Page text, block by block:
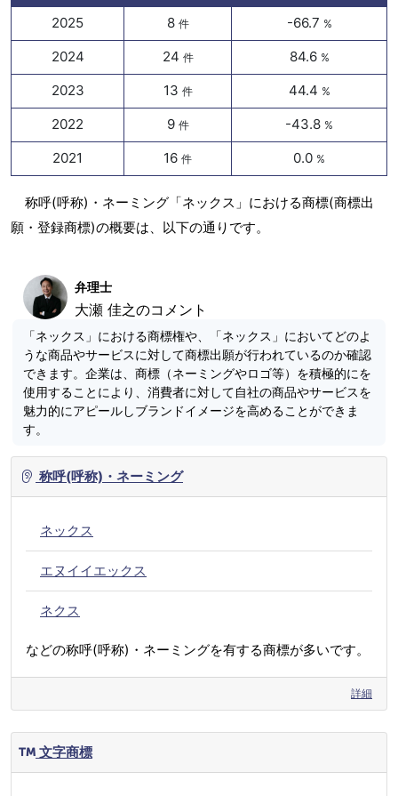
2025
8 件 -66.7 %
2024 24 件 84.6 %
2023 13 件 44.4 %
2022 9 件 -43.8 %
2021 16 件 0.0 %
称呼(呼称)・ネーミング「ネックス」における商標(商標出
願・登録商標)の概要は、以下の通りです。
弁理士
大瀬 佳之のコメント
「ネックス」における商標権や、「ネックス」においてどのよ
うな商品やサービスに対して商標出願が行われているのか確認
できます。企業は、商標（ネーミングやロゴ等）を積極的にを
使用することにより、消費者に対して自社の商品やサービスを
魅力的にアピールしブランドイメージを高めることができま
す。
称呼(呼称)・ネーミング
ネックス
エヌイイエックス
ネクス
などの称呼(呼称)・ネーミングを有する商標が多いです。
詳細
文字商標